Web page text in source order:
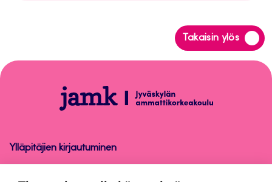
Takaisin ylös
Siirry
takaisin
Opinnäytetyö
Ylläpitäjien kirjautuminen